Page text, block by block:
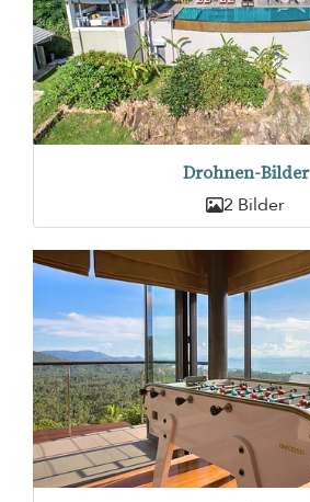
Drohnen-Bilder
2 Bilder